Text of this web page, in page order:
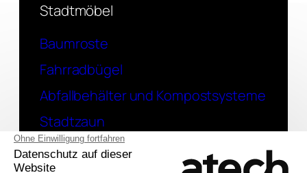
Stadtmöbel
Baumroste
Fahrradbügel
Abfallbehälter und Kompostsysteme
Stadtzaun
Kontakt